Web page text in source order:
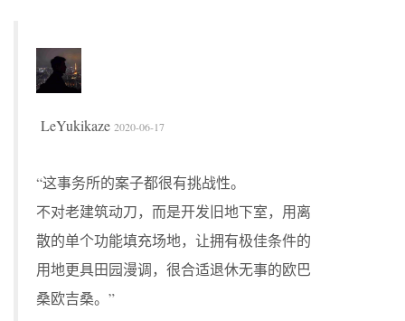
LeYukikaze 2020-06-17
“这事务所的案子都很有挑战性。
不对老建筑动刀，而是开发旧地下室，用离
散的单个功能填充场地，让拥有极佳条件的
用地更具田园漫调，很合适退休无事的欧巴
桑欧吉桑。”